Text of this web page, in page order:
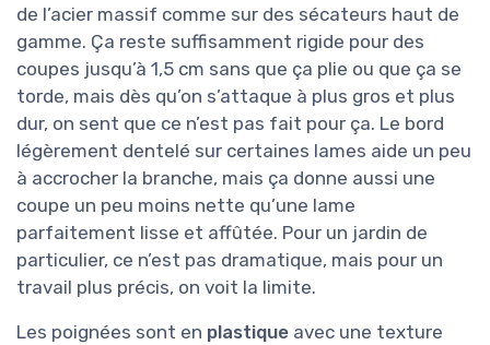
de l’acier massif comme sur des sécateurs haut de
gamme. Ça reste suffisamment rigide pour des
coupes jusqu’à 1,5 cm sans que ça plie ou que ça se
torde, mais dès qu’on s’attaque à plus gros et plus
dur, on sent que ce n’est pas fait pour ça. Le bord
légèrement dentelé sur certaines lames aide un peu
à accrocher la branche, mais ça donne aussi une
coupe un peu moins nette qu’une lame
parfaitement lisse et affûtée. Pour un jardin de
particulier, ce n’est pas dramatique, mais pour un
travail plus précis, on voit la limite.
Les poignées sont en plastique avec une texture